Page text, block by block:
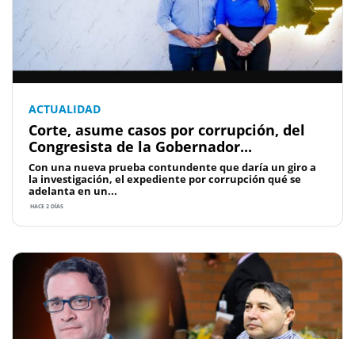
ACTUALIDAD
Corte, asume casos por corrupción, del
Congresista de la Gobernador...
Con una nueva prueba contundente que daría un giro a
la investigación, el expediente por corrupción qué se
adelanta en un...
HACE 2 DÍAS